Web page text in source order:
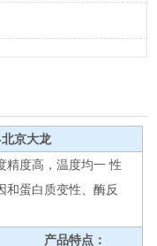
京大龙
精度高，温度均一 性
和蛋白质变性、酶反
特点：